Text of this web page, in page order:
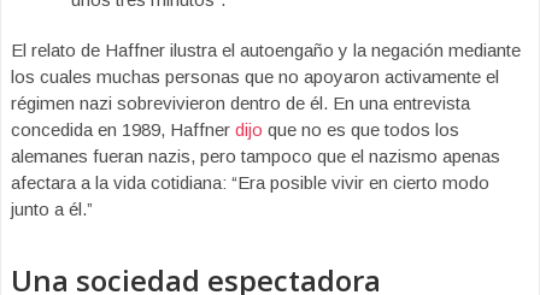
El relato de Haffner ilustra el autoengaño y la negación mediante
los cuales muchas personas que no apoyaron activamente el
régimen nazi sobrevivieron dentro de él. En una entrevista
concedida en 1989, Haffner dijo que no es que todos los
alemanes fueran nazis, pero tampoco que el nazismo apenas
afectara a la vida cotidiana: “Era posible vivir en cierto modo
junto a él.”
Una sociedad espectadora